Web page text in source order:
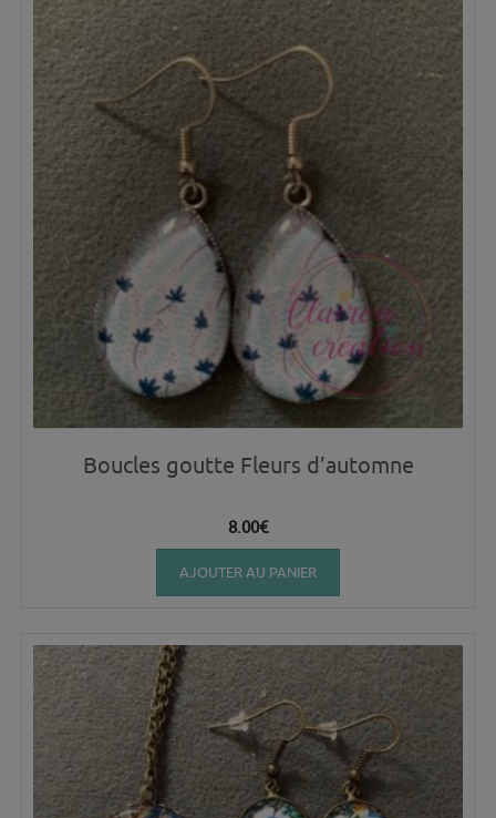
Boucles goutte Fleurs d’automne
8.00€
AJOUTER AU PANIER